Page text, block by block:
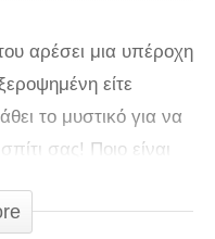
αρέσει μια υπέροχη
είτε
το μυστικό για να
σας! Ποιο είναι